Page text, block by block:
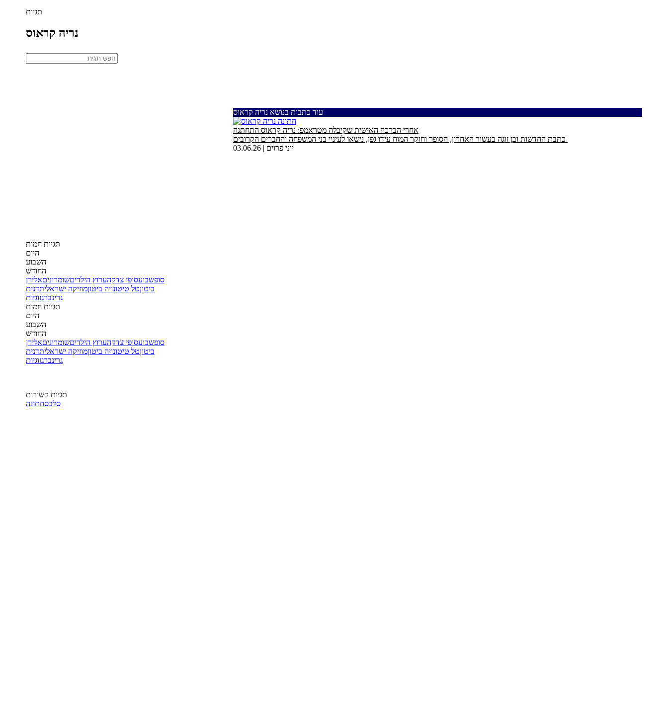
תגיות
נריה קראוס
עוד כתבות בנושא נריה קראוס
אחרי הברכה האישית שקיבלה מטראמפ: נריה קראוס התחתנה
יוני פרוים |
03.06.26
תגיות חמות
היום
השבוע
החודש
סופשבועסופי צדקהערוץ הילדיםשומרוניםאלירן
ביטוןטל טיטונויה ביטוןמוזיקה ישראליתדנית
גרינברגזוגיות
תגיות חמות
היום
השבוע
החודש
סופשבועסופי צדקהערוץ הילדיםשומרוניםאלירן
ביטוןטל טיטונויה ביטוןמוזיקה ישראליתדנית
גרינברגזוגיות
תגיות קשורות
סלבסחתונה